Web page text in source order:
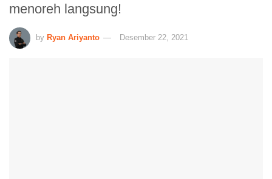
menoreh langsung!
by Ryan Ariyanto Desember 22, 2021